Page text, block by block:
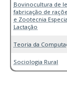
Bovinocultura de
fabricação de
e Zootecnia
Lactação
Teoria da
Sociologia Rural